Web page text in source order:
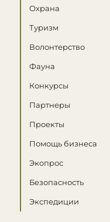
Охрана
Туризм
Волонтерство
Фауна
Конкурсы
Партнеры
Проекты
Помощь бизнеса
Экопрос
Безопасность
Экспедиции